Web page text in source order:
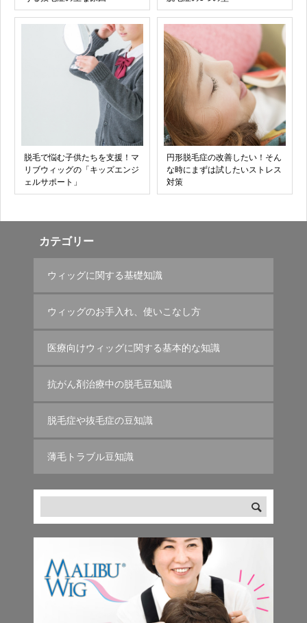
脱毛で悩む子供たちを支援！マ
リブウィッグの「キッズエンジ
ェルサポート」
円形脱毛症の改善したい！そん
な時にまずは試したいストレス
対策
カテゴリー
ウィッグに関する基礎知識
ウィッグのお手入れ、使いこなし方
医療向けウィッグに関する基本的な知識
抗がん剤治療中の脱毛豆知識
脱毛症や抜毛症の豆知識
薄毛トラブル豆知識